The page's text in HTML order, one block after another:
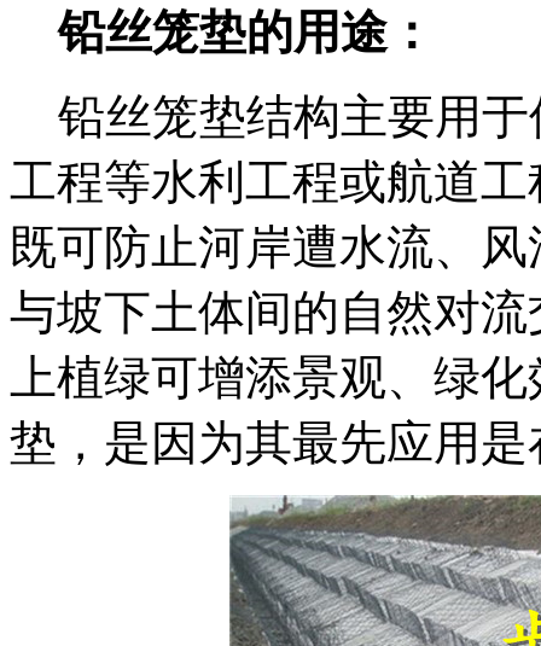
铅丝笼垫的用途：
铅丝笼垫结构主要用于
工程等水利工程或航道
既可防止河岸遭水流、
与坡下土体间的自然对
上植绿可增添景观、绿
垫，是因为其最先应用